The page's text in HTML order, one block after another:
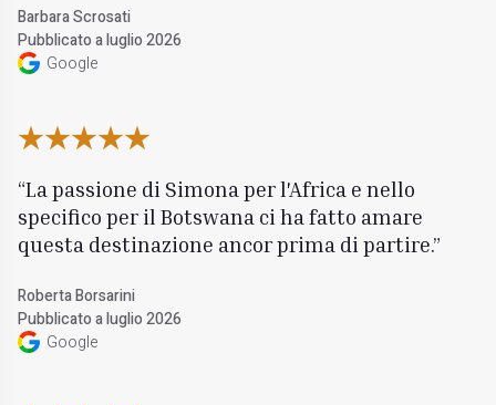
Barbara Scrosati
Pubblicato a luglio 2026
Google
La passione di Simona per l'Africa e nello
specifico per il Botswana ci ha fatto amare
questa destinazione ancor prima di partire.
Roberta Borsarini
Pubblicato a luglio 2026
Google